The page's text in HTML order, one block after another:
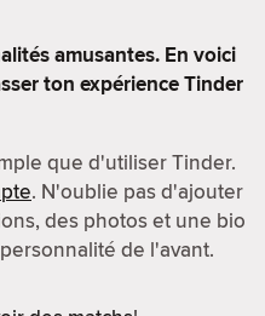
amusantes. En voici
ton expérience Tinder
que d'utiliser Tinder.
. N'oublie pas d'ajouter
des photos et une bio
de l'avant.